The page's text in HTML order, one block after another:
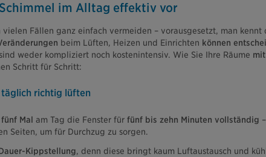
im Alltag effektiv vor
vielen Fällen ganz einfach vermeiden – vorausgesetzt, man
beim Lüften, Heizen und Einrichten können
weder kompliziert noch kostenintensiv. Wie Sie Ihre Räume
Schritt für Schritt:
täglich richtig lüften
Mal am Tag die Fenster für fünf bis zehn Minuten vollständig
Seiten, um für Durchzug zu sorgen.
Kippstellung, denn diese bringt kaum Luftaustausch und